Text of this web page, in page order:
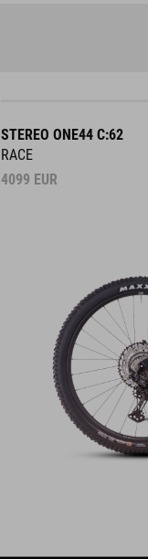
STEREO ONE44 C:62
RACE
4099 EUR